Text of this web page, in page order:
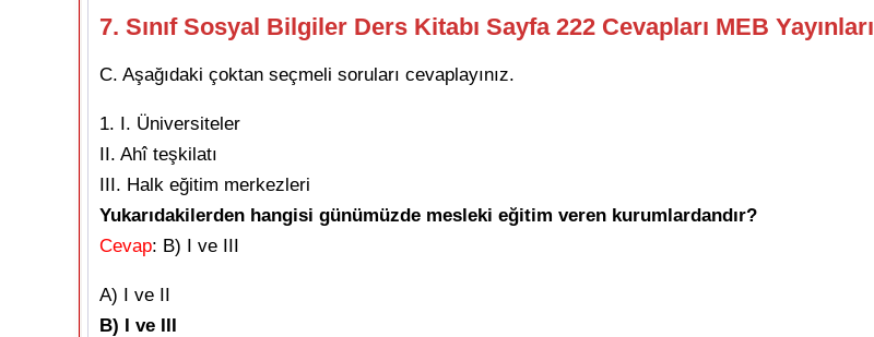
7. Sınıf Sosyal Bilgiler Ders Kitabı Sayfa 222 Cevapları MEB Yayınları
C. Aşağıdaki çoktan seçmeli soruları cevaplayınız.
1. I. Üniversiteler
II. Ahî teşkilatı
III. Halk eğitim merkezleri
Yukarıdakilerden hangisi günümüzde mesleki eğitim veren kurumlardandır?
Cevap: B) I ve III
A) I ve II
B) I ve III